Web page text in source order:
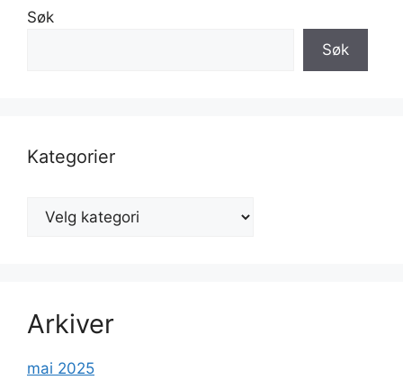
Søk
Søk
Kategorier
Kategorier
Arkiver
mai 2025